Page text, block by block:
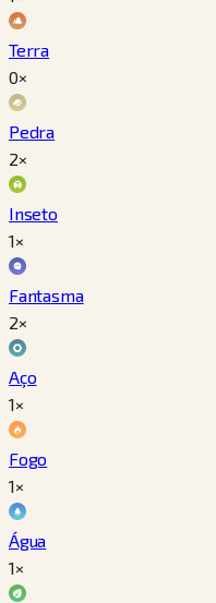
Terra
0×
Pedra
2×
Inseto
1×
Fantasma
2×
Aço
1×
Fogo
1×
Água
1×